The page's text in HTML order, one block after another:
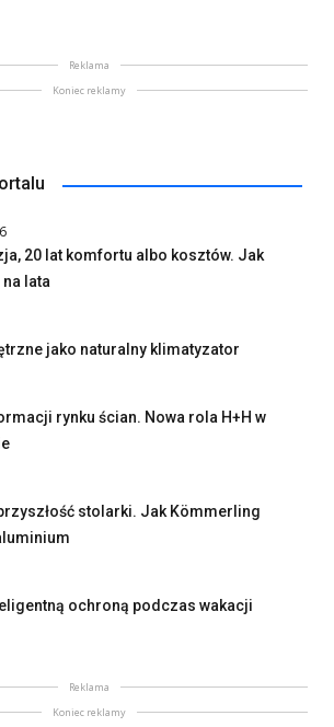
Reklama
Koniec reklamy
20 lat komfortu albo kosztów. Jak
lata
jako naturalny klimatyzator
rynku ścian. Nowa rola H+H w
stolarki. Jak Kömmerling
ochroną podczas wakacji
Reklama
Koniec reklamy